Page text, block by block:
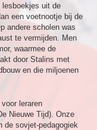
lesboekjes uit de
een voetnootje bij de
andere scholen was
te vermijden. Men
waarmee de
door Stalins met
en die miljoenen
leraren
Nieuwe Tijd). Onze
de sovjet-pedagogiek